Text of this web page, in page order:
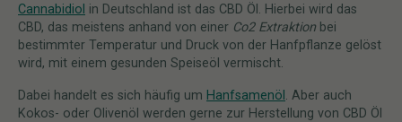
Cannabidiol in Deutschland ist das CBD Öl. Hierbei wird das
CBD, das meistens anhand von einer Co2 Extraktion bei
bestimmter Temperatur und Druck von der Hanfpflanze gelöst
wird, mit einem gesunden Speiseöl vermischt.
Dabei handelt es sich häufig um Hanfsamenöl . Aber auch
Kokos- oder Olivenöl werden gerne zur Herstellung von CBD Öl